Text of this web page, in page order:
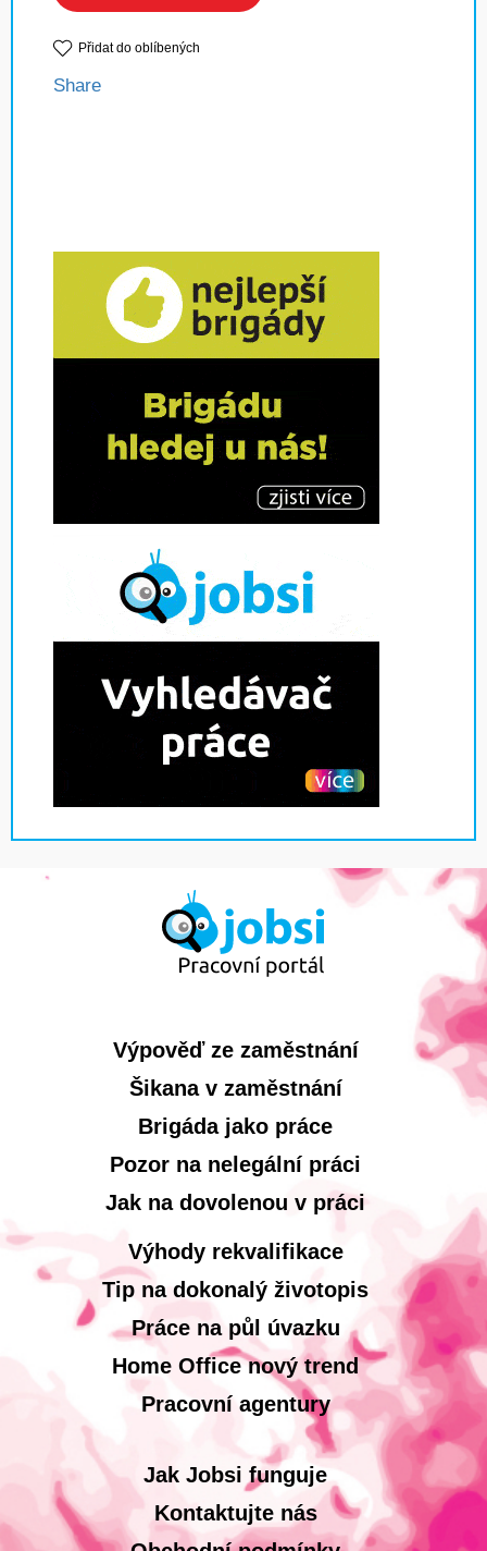
Přidat do oblíbených
Share
Výpověď ze zaměstnání
Šikana v zaměstnání
Brigáda jako práce
Pozor na nelegální práci
Jak na dovolenou v práci
Výhody rekvalifikace
Tip na dokonalý životopis
Práce na půl úvazku
Home Office nový trend
Pracovní agentury
Jak Jobsi funguje
Kontaktujte nás